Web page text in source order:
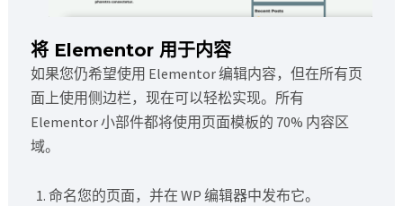
将 Elementor 用于内容
如果您仍希望使用 Elementor 编辑内容，但在所有页
面上使用侧边栏，现在可以轻松实现。所有
Elementor 小部件都将使用页面模板的 70% 内容区
域。
命名您的页面，并在 WP 编辑器中发布它。